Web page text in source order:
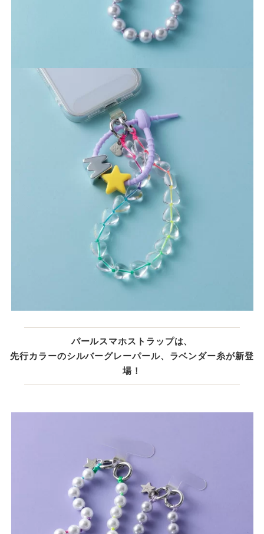
パールスマホストラップは、
先行カラーのシルバーグレーパール、ラベンダー糸が新登
場！